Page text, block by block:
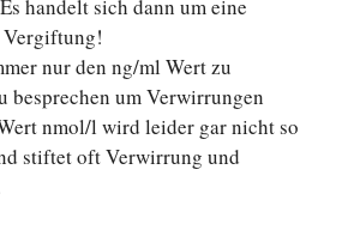
handelt sich dann um eine
nur den ng/ml Wert zu
besprechen um Verwirrungen
nmol/l wird leider gar nicht so
stiftet oft Verwirrung und